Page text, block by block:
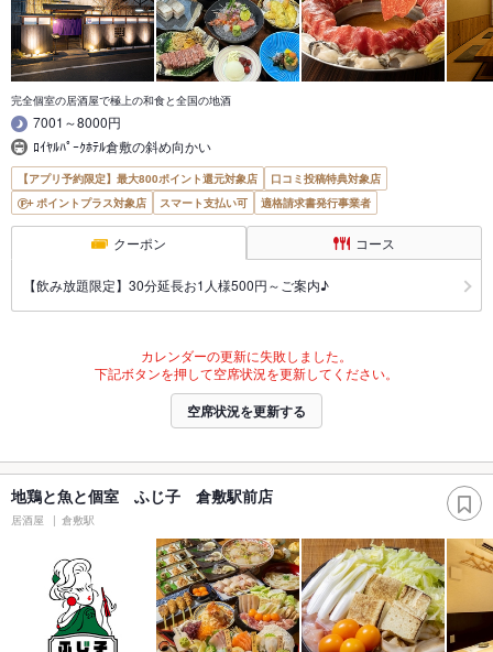
完全個室の居酒屋で極上の和食と全国の地酒
7001～8000円
ﾛｲﾔﾙﾊﾟｰｸﾎﾃﾙ倉敷の斜め向かい
【アプリ予約限定】最大800ポイント還元対象店
口コミ投稿特典対象店
ポイントプラス対象店
スマート支払い可 適格請求書発行事業者
クーポン コース
【飲み放題限定】30分延長お1人様500円～ご案内♪
カレンダーの更新に失敗しました。
下記ボタンを押して空席状況を更新してください。
空席状況を更新する
地鶏と魚と個室 ふじ子 倉敷駅前店
居酒屋 倉敷駅